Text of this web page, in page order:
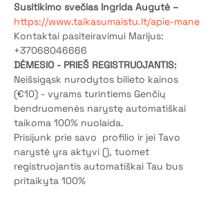
Susitikimo svečias Ingrida Augutė –
https://www.taikasumaistu.lt/apie-mane
Kontaktai pasiteiravimui Marijus:
+37068046666
DĖMESIO - PRIEŠ REGISTRUOJANTIS:
Neišsigąsk nurodytos bilieto kainos
(€10) - vyrams turintiems Genčių
bendruomenės narystę automatiškai
taikoma 100% nuolaida.
Prisijunk prie savo profilio ir jei Tavo
narystė yra aktyvi (), tuomet
registruojantis automatiškai Tau bus
pritaikyta 100%